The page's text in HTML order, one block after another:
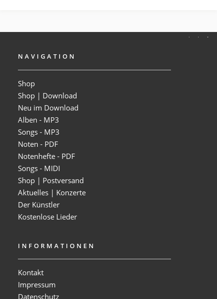
NAVIGATION
Shop
Shop | Download
Neu im Download
Alben - MP3
Songs - MP3
Noten - PDF
Notenhefte - PDF
Songs - MIDI
Shop | Postversand
Aktuelles | Konzerte
Der Künstler
Kostenlose Lieder
INFORMATIONEN
Kontakt
Impressum
Datenschutz